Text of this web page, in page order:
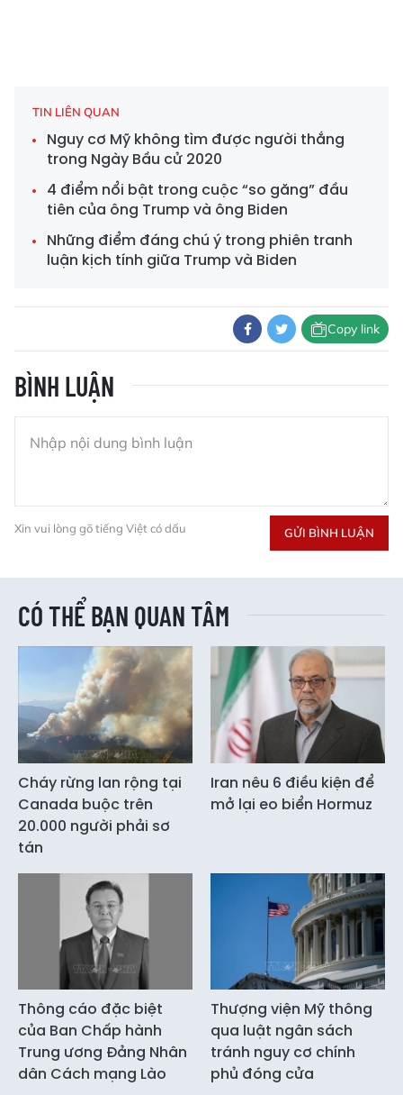
TIN LIÊN QUAN
Nguy cơ Mỹ không tìm được người thắng
trong Ngày Bầu cử 2020
4 điểm nổi bật trong cuộc “so găng” đầu
tiên của ông Trump và ông Biden
Những điểm đáng chú ý trong phiên tranh
luận kịch tính giữa Trump và Biden
Copy link
BÌNH LUẬN
Xin vui lòng gõ tiếng Việt có dấu GỬI BÌNH LUẬN
CÓ THỂ BẠN QUAN TÂM
Cháy rừng lan rộng tại
Canada buộc trên
20.000 người phải sơ
tán
Iran nêu 6 điều kiện để
mở lại eo biển Hormuz
Thông cáo đặc biệt
của Ban Chấp hành
Trung ương Đảng Nhân
dân Cách mạng Lào
Thượng viện Mỹ thông
qua luật ngân sách
tránh nguy cơ chính
phủ đóng cửa